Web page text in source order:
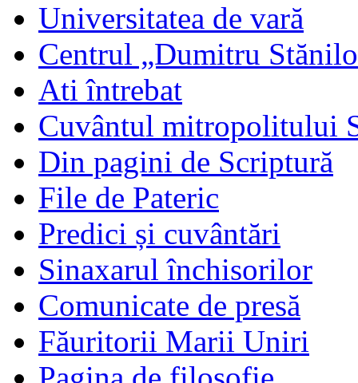
Universitatea de vară
Centrul „Dumitru
Ati întrebat
Cuvântul mitropolitului
Din pagini de Scriptură
File de Pateric
Predici și cuvântări
Sinaxarul închisorilor
Comunicate de presă
Făuritorii Marii Uniri